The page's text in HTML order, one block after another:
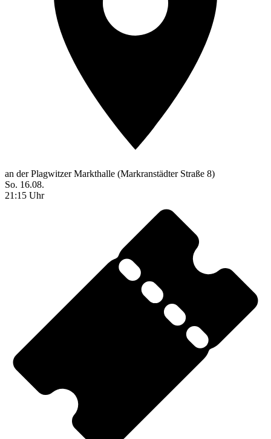
an der Plagwitzer Markthalle (Markranstädter Straße 8)
So. 16.08.
21:15 Uhr